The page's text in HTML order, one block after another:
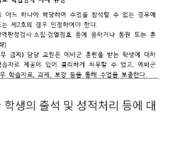
생의 출석 및 성적처리 등에 대